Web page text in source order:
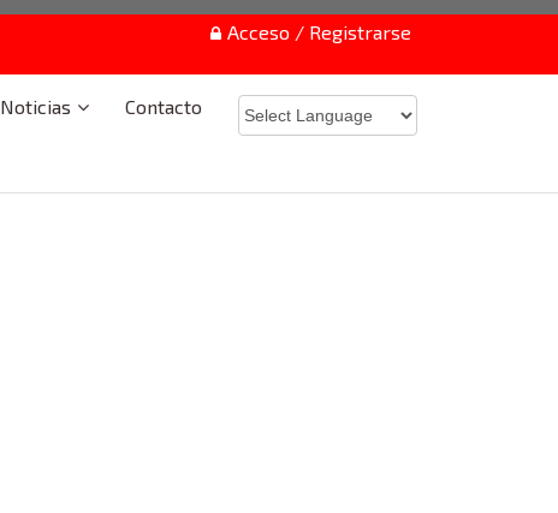
Acceso / Registrarse
Noticias Contacto